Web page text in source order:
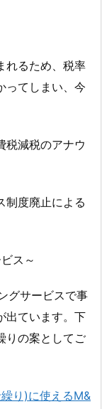
れるため、税率
ってしまい、今
税減税のアナウ
制度廃止による
ス～
グサービスで事
出ています。下
りの案としてご
り)に使えるM&